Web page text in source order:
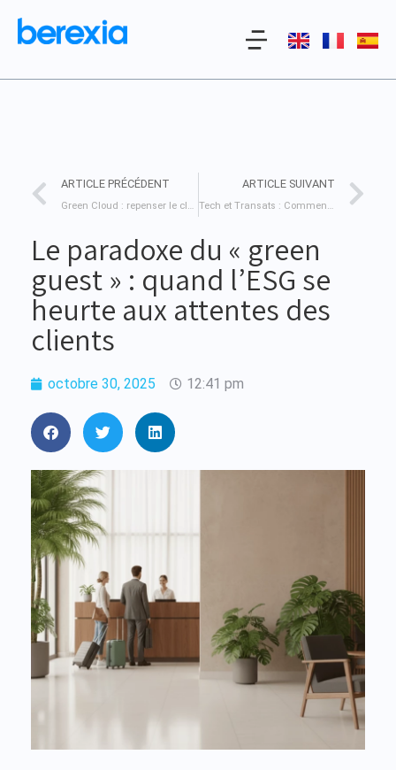
ARTICLE PRÉCÉDENT
Green Cloud : repenser le cloud pour un futur durable
ARTICLE SUIVANT
Tech et Transats : Comment l’IA redéfinit les vacances d’été
Le paradoxe du « green
guest » : quand l’ESG se
heurte aux attentes des
clients
octobre 30, 2025 12:41 pm